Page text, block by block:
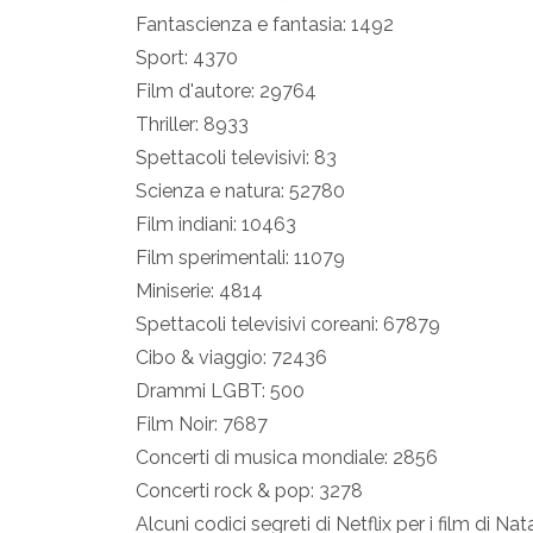
Fantascienza e fantasia: 1492
Sport: 4370
Film d'autore: 29764
Thriller: 8933
Spettacoli televisivi: 83
Scienza e natura: 52780
Film indiani: 10463
Film sperimentali: 11079
Miniserie: 4814
Spettacoli televisivi coreani: 67879
Cibo & viaggio: 72436
Drammi LGBT: 500
Film Noir: 7687
Concerti di musica mondiale: 2856
Concerti rock & pop: 3278
Alcuni codici segreti di Netflix per i film di